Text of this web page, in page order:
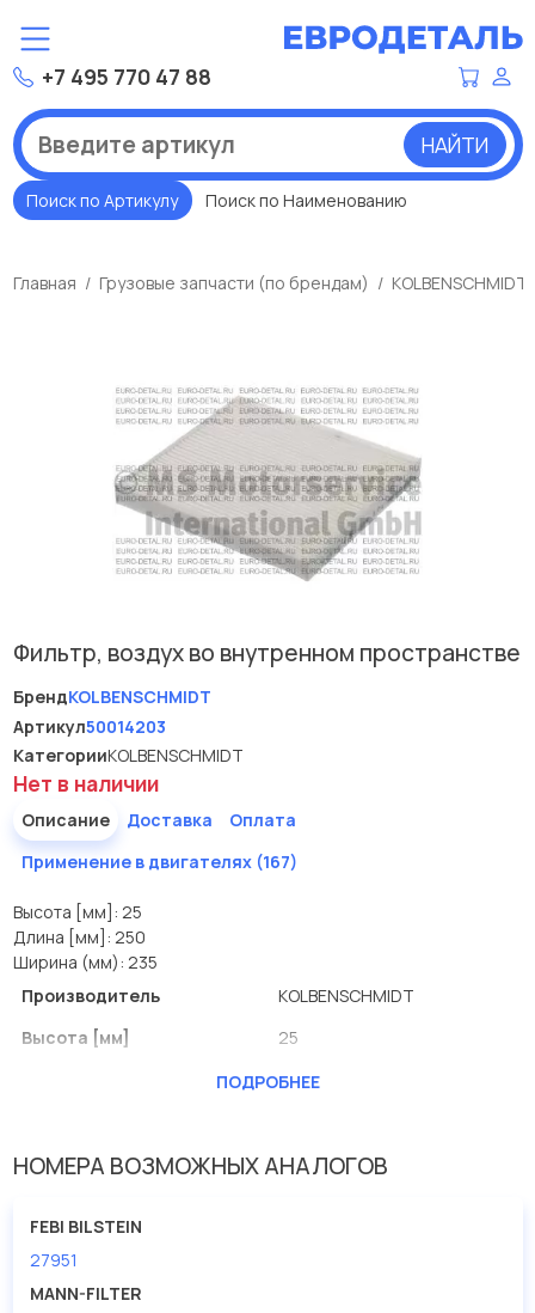
+7 495 770 47 88
НАЙТИ
Поиск по Артикулу Поиск по Наименованию
Главная Грузовые запчасти (по брендам) KOLBENSCHMIDT
Фильтр, воздух во внутренном пространстве
БрендKOLBENSCHMIDT
Артикул50014203
КатегорииKOLBENSCHMIDT
Нет в наличии
Описание Доставка
Оплата
Применение в двигателях (167)
Высота [мм]: 25
Длина [мм]: 250
Ширина (мм): 235
Производитель
KOLBENSCHMIDT
Высота [мм]
25
250
ПОДРОБНЕЕ
НОМЕРА ВОЗМОЖНЫХ АНАЛОГОВ
FEBI BILSTEIN
27951
MANN-FILTER